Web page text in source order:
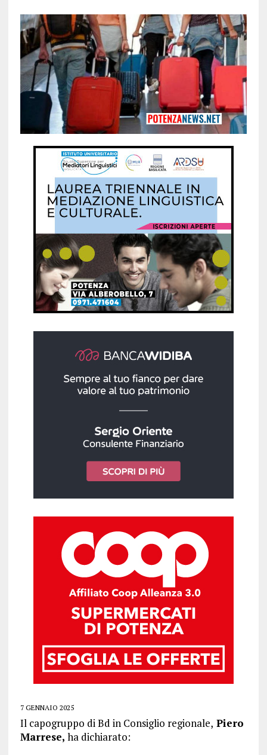
7 GENNAIO 2025
Il capogruppo di Bd in Consiglio regionale, Piero
Marrese, ha dichiarato: